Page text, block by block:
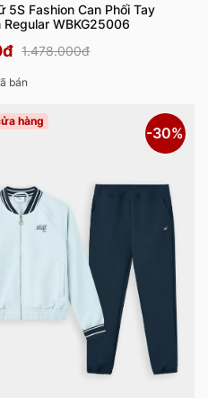
5S Fashion Can Phối Tay
Regular WBKG25006
1.478.000đ
bán
hàng
-30%